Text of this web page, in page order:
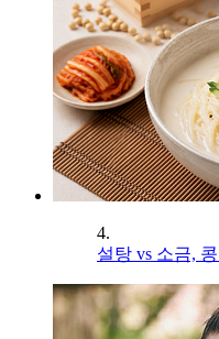
4.
설탕 vs 소금,